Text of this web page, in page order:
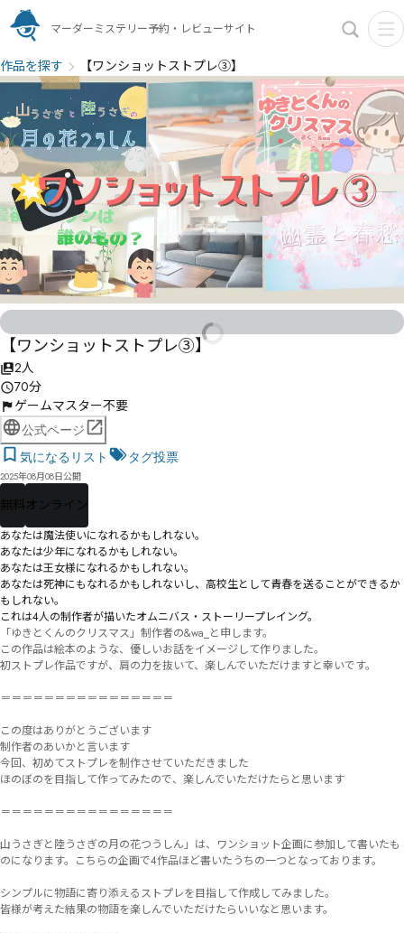
マーダーミステリー予約・レビューサイト
作品を探す 【ワンショットストプレ③】
【ワンショットストプレ③】
2人
70分
ゲームマスター不要
公式ページ
気になるリスト
タグ投票
2025年08月08日公開
無料 オンライン
あなたは魔法使いになれるかもしれない。
あなたは少年になれるかもしれない。
あなたは王女様になれるかもしれない。
あなたは死神にもなれるかもしれないし、高校生として青春を送ることができるか
もしれない。
これは4人の制作者が描いたオムニバス・ストーリープレイング。
「ゆきとくんのクリスマス」制作者の&wa_と申します。
この作品は絵本のような、優しいお話をイメージして作りました。
初ストプレ作品ですが、肩の力を抜いて、楽しんでいただけますと幸いです。
＝＝＝＝＝＝＝＝＝＝＝＝＝＝＝＝
この度はありがとうございます
制作者のあいかと言います
今回、初めてストプレを制作させていただきました
ほのぼのを目指して作ってみたので、楽しんでいただけたらと思います
＝＝＝＝＝＝＝＝＝＝＝＝＝＝＝＝
山うさぎと陸うさぎの月の花つうしん」は、ワンショット企画に参加して書いたも
のになります。こちらの企画で4作品ほど書いたうちの一つとなっております。
シンプルに物語に寄り添えるストプレを目指して作成してみました。
皆様が考えた結果の物語を楽しんでいただけたらいいなと思います。